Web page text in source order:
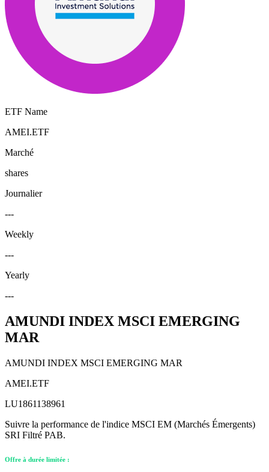
ETF Name
AMEI.ETF
Marché
shares
Journalier
---
Weekly
---
Yearly
---
AMUNDI INDEX MSCI EMERGING
MAR
AMUNDI INDEX MSCI EMERGING MAR
AMEI.ETF
LU1861138961
Suivre la performance de l'indice MSCI EM (Marchés Émergents)
SRI Filtré PAB.
Offre à durée limitée :